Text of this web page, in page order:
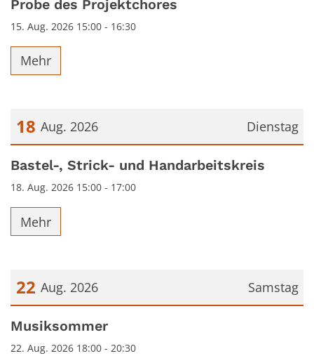
Probe des Projektchores
15. Aug. 2026 15:00 - 16:30
Mehr
Dienstag
18 Aug. 2026
Datum: 18. August 2026
Bastel-, Strick- und Handarbeitskreis
18. Aug. 2026 15:00 - 17:00
Mehr
Samstag
22 Aug. 2026
Datum: 22. August 2026
Musiksommer
22. Aug. 2026 18:00 - 20:30